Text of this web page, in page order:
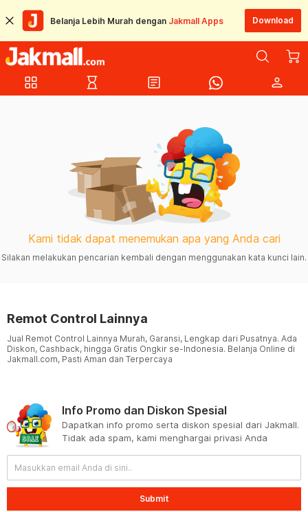
Belanja Lebih Murah dengan Jakmall Apps Download
grid_view hourglass_empty article person
Kami tidak dapat menemukan apa yang Anda cari
Silakan melakukan pencarian kembali dengan menggunakan kata kunci lain.
Remot Control Lainnya
Jual Remot Control Lainnya Murah, Garansi, Lengkap dari Pusatnya. Ada
Diskon, Cashback, hingga Gratis Ongkir se-Indonesia. Belanja Online di
Jakmall.com, Pasti Aman dan Terpercaya
Info Promo dan Diskon Spesial
Dapatkan info promo serta diskon spesial dari Jakmall.
Tidak ada spam, kami menghargai privasi Anda
Submit